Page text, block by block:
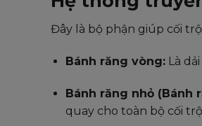
Đây là bộ phận giúp cối
Bánh răng vòng:Là
Bánh răng nhỏ (Bánh
quay cho toàn bộ cối